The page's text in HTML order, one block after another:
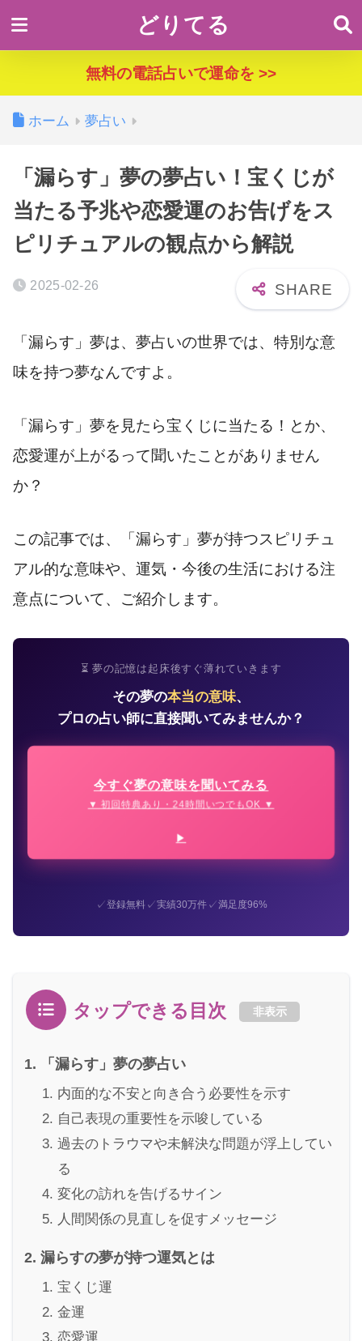
どりてる
無料の電話占いで運命を >>
ホーム 夢占い
「漏らす」夢の夢占い！宝くじが
当たる予兆や恋愛運のお告げをス
ピリチュアルの観点から解説
2025-02-26
「漏らす」夢は、夢占いの世界では、特別な意
味を持つ夢なんですよ。
「漏らす」夢を見たら宝くじに当たる！とか、
恋愛運が上がるって聞いたことがありません
か？
この記事では、「漏らす」夢が持つスピリチュ
アル的な意味や、運気・今後の生活における注
意点について、ご紹介します。
⏳ 夢の記憶は起床後すぐ薄れていきます
その夢の本当の意味、
プロの占い師に直接聞いてみませんか？
今すぐ夢の意味を聞いてみる
▼ 初回特典あり・24時間いつでもOK ▼
✓登録無料✓実績30万件✓満足度96%
タップできる目次 非表示
「漏らす」夢の夢占い
内面的な不安と向き合う必要性を示す
自己表現の重要性を示唆している
過去のトラウマや未解決な問題が浮上してい
る
変化の訪れを告げるサイン
人間関係の見直しを促すメッセージ
漏らすの夢が持つ運気とは
宝くじ運
金運
恋愛運